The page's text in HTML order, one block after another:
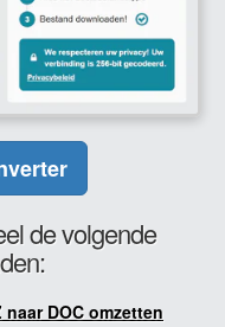
de volgende
naar DOC omzetten